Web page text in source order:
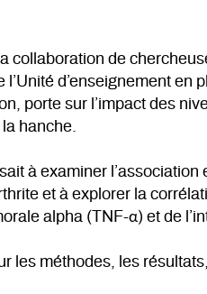
collaboration de
l’Unité d’enseignement
porte sur l’impact des
la hanche.
à examiner
et à explorer la
alpha (TNF-α) et de
les méthodes, les